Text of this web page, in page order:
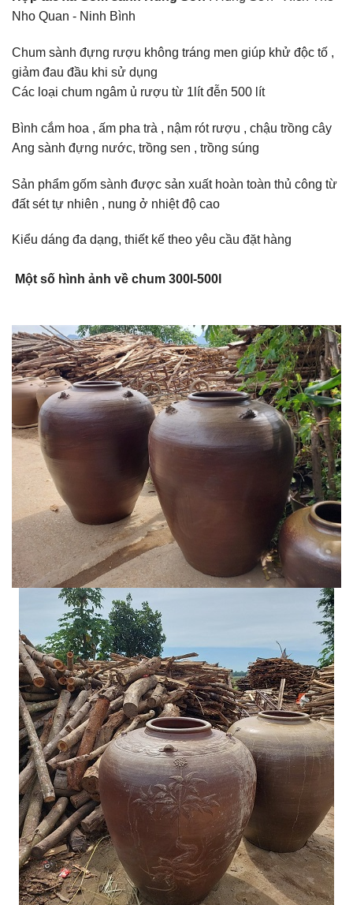
Nho Quan - Ninh Bình
Chum sành đựng rượu không tráng men giúp khử độc tố ,
giảm đau đầu khi sử dụng
Các loại chum ngâm ủ rượu từ 1lít đễn 500 lít
Bình cắm hoa , ấm pha trà , nậm rót rượu , chậu trồng cây
Ang sành đựng nước, trồng sen , trồng súng
Sản phẩm gốm sành được sản xuất hoàn toàn thủ công từ
đất sét tự nhiên , nung ở nhiệt độ cao
Kiểu dáng đa dạng, thiết kế theo yêu cầu đặt hàng
Một số hình ảnh về chum 300l-500l